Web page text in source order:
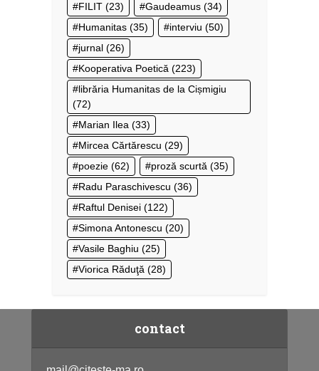
FILIT (23) Gaudeamus (34)
Humanitas (35) interviu (50)
jurnal (26)
Kooperativa Poetică (223)
librăria Humanitas de la Cișmigiu
(72)
Marian Ilea (33)
Mircea Cărtărescu (29)
poezie (62) proză scurtă (35)
Radu Paraschivescu (36)
Raftul Denisei (122)
Simona Antonescu (20)
Vasile Baghiu (25)
Viorica Răduţă (28)
contact